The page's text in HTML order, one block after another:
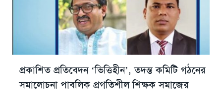
প্রকাশিত প্রতিবেদন ‘ভিত্তিহীন’, তদন্ত কমিটি গঠনের
সমালোচনা পাবলিক প্রগতিশীল শিক্ষক সমাজের